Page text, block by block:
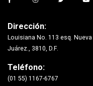
Dirección:
Louisiana No. 113 esq.
Juárez., 3810, D.F.
Teléfono:
(01 55) 1167-6767